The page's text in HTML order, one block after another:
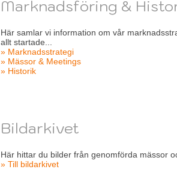
Marknadsföring &
Här samlar vi information om vår
allt startade...
» Marknadsstrategi
» Mässor & Meetings
» Historik
Bildarkivet
Här hittar du bilder från genomförda mässor
» Till bildarkivet